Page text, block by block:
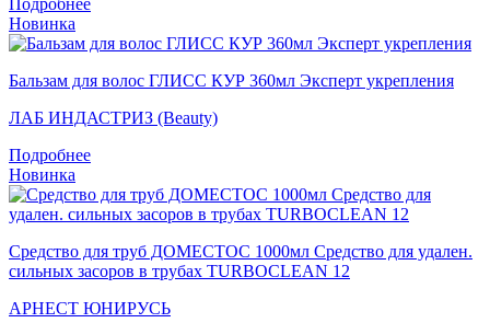
Новинка
Бальзам для волос ГЛИСС КУР 360мл Эксперт укрепления
ЛАБ ИНДАСТРИЗ (Beauty)
Подробнее
Новинка
Средство для труб ДОМЕСТОС 1000мл Средство для удален.
сильных засоров в трубах TURBOCLEAN 12
АРНЕСТ ЮНИРУСЬ